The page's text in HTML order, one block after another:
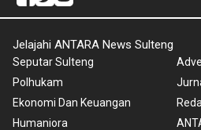
Jelajahi ANTARA News Sulteng
Seputar Sulteng
Polhukam
Ekonomi Dan Keuangan
Humaniora